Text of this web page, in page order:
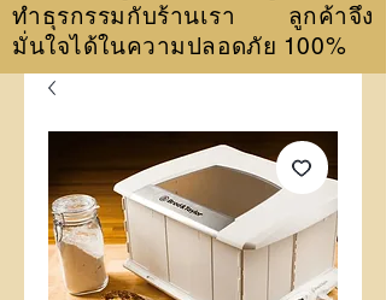
ทำธุรกรรมกับร้านเรา ลูกค้าจึง
มั่นใจได้ในความปลอดภัย 100%